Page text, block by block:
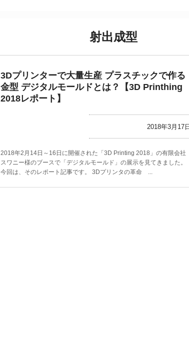
射出成型
3Dプリンターで大量生産 プラスチックで作る
金型 デジタルモールドとは？【3D Printhing
2018レポート】
2018年3月17日
2018年2月14日～16日に開催された「3D Printing 2018」の有限会社
スワニー様のブースで「デジタルモールド」の展示を見てきました。
今回は、そのレポート記事です。 3Dプリンタの革命 ...